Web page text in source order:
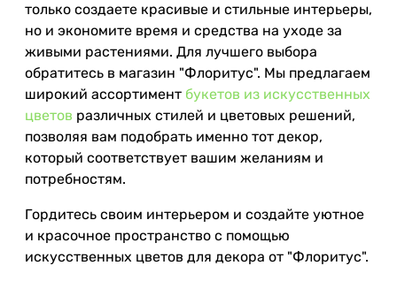
только создаете красивые и стильные интерьеры,
но и экономите время и средства на уходе за
живыми растениями. Для лучшего выбора
обратитесь в магазин "Флоритус". Мы предлагаем
широкий ассортимент букетов из искусственных
цветов различных стилей и цветовых решений,
позволяя вам подобрать именно тот декор,
который соответствует вашим желаниям и
потребностям.
Гордитесь своим интерьером и создайте уютное
и красочное пространство с помощью
искусственных цветов для декора от "Флоритус".